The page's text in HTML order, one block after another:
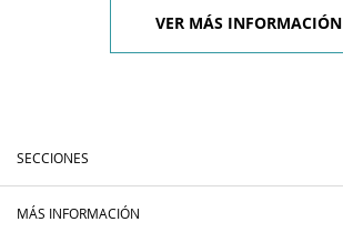
VER MÁS INFORMACIÓN
SECCIONES
MÁS INFORMACIÓN